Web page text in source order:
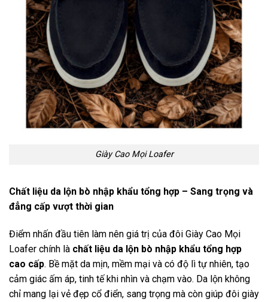
Giày Cao Mọi Loafer
Chất liệu da lộn bò nhập khẩu tổng hợp – Sang trọng và
đẳng cấp vượt thời gian
Điểm nhấn đầu tiên làm nên giá trị của đôi Giày Cao Mọi
Loafer chính là chất liệu da lộn bò nhập khẩu tổng hợp
cao cấp. Bề mặt da mịn, mềm mại và có độ lì tự nhiên, tạo
cảm giác ấm áp, tinh tế khi nhìn và chạm vào. Da lộn không
chỉ mang lại vẻ đẹp cổ điển, sang trọng mà còn giúp đôi giày